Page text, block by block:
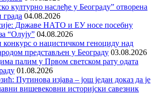
културно наслеђе у Београду” отворена
04.08.2026
Државе НАТО и ЕУ носе посебну
“Олују” 04.08.2026
о нацистичком геноциду над
представљен у Београду 03.08.2026
палим у Првом светском рату одата
01.08.2026
Путинова изјава – још један доказ да је
вишевековни историјски савезник